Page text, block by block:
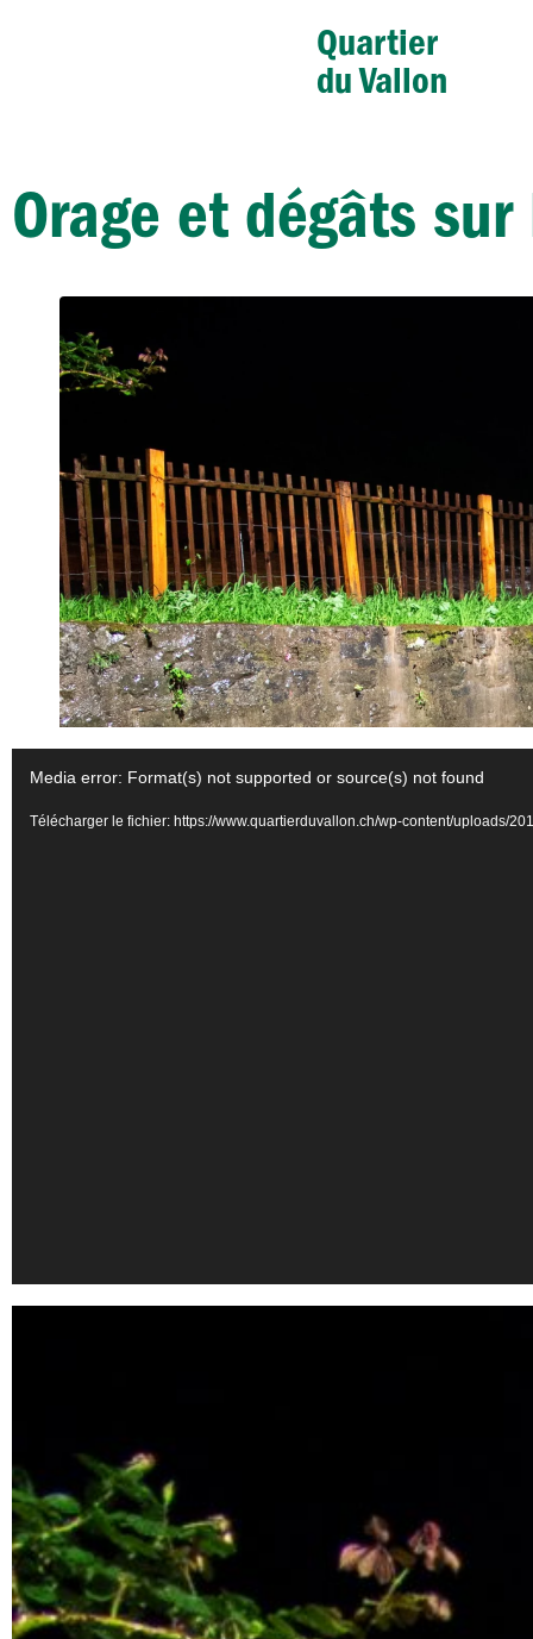
Quartier
du Vallon
Orage et dégâts
Media error: Format(s) not supported or source(s) not found
Télécharger le fichier: https://www.quartierduvallon.ch/wp-content/uploads/